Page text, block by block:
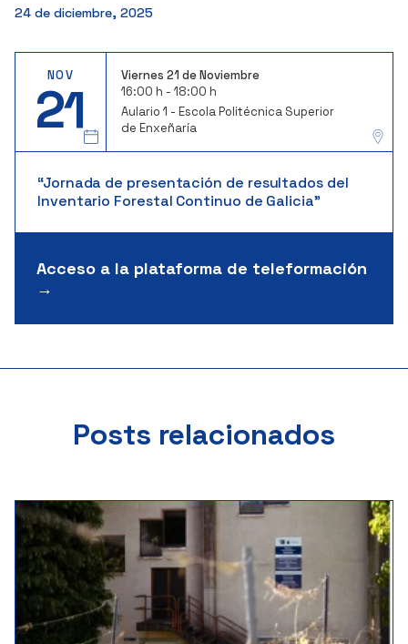
24 de diciembre, 2025
NOV
21
Viernes 21 de Noviembre
16:00 h - 18:00 h
Aulario 1 - Escola Politécnica Superior
de Enxeñaría
“Jornada de presentación de resultados del
Inventario Forestal Continuo de Galicia”
Acceso a la plataforma de teleformación
→
Posts relacionados